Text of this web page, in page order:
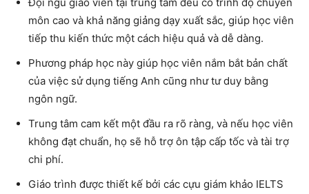
môn cao và khả năng giảng dạy xuất sắc, giúp học viên
tiếp thu kiến thức một cách hiệu quả và dễ dàng.
Phương pháp học này giúp học viên nắm bắt bản chất
của việc sử dụng tiếng Anh cũng như tư duy bằng
ngôn ngữ.
Trung tâm cam kết một đầu ra rõ ràng, và nếu học viên
không đạt chuẩn, họ sẽ hỗ trợ ôn tập cấp tốc và tài trợ
chi phí.
Giáo trình được thiết kế bởi các cựu giám khảo IELTS